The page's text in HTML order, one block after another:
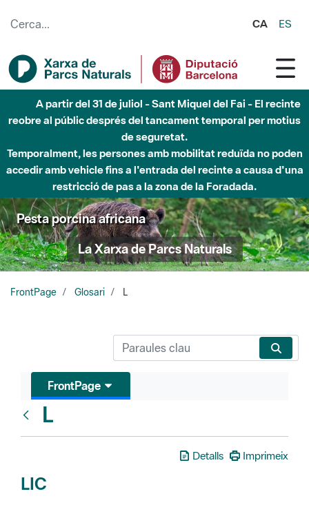
CA ES
A partir del 31 de juliol - Sant Miquel del Fai - El recinte
reobre al públic després del tancament temporal per motius
de seguretat.
Temporalment, les persones amb mobilitat reduïda no poden
accedir amb vehicle fins a l'entrada del recinte a causa d'una
restricció de pas a la zona de la Foradada.
Pesta porcina africana
La Xarxa de Parcs Naturals
FrontPage Glosari L
FrontPage
L
Detalls Imprimeix
LIC